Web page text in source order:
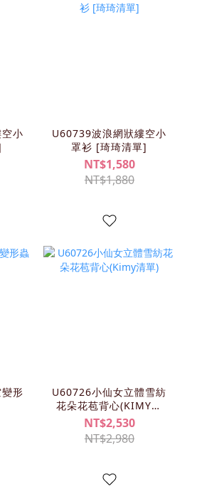
小
U60739波浪網狀縷空小
罩衫 [琦琦清單]
NT$1,580
NT$1,880
形
U60726小仙女立體雪紡
花朵花苞背心(KIMY清
單)
NT$2,530
NT$2,980